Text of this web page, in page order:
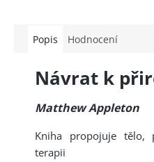
Popis Hodnocení
Návrat k
Matthew Appleton
Kniha propojuje tělo,
terapii